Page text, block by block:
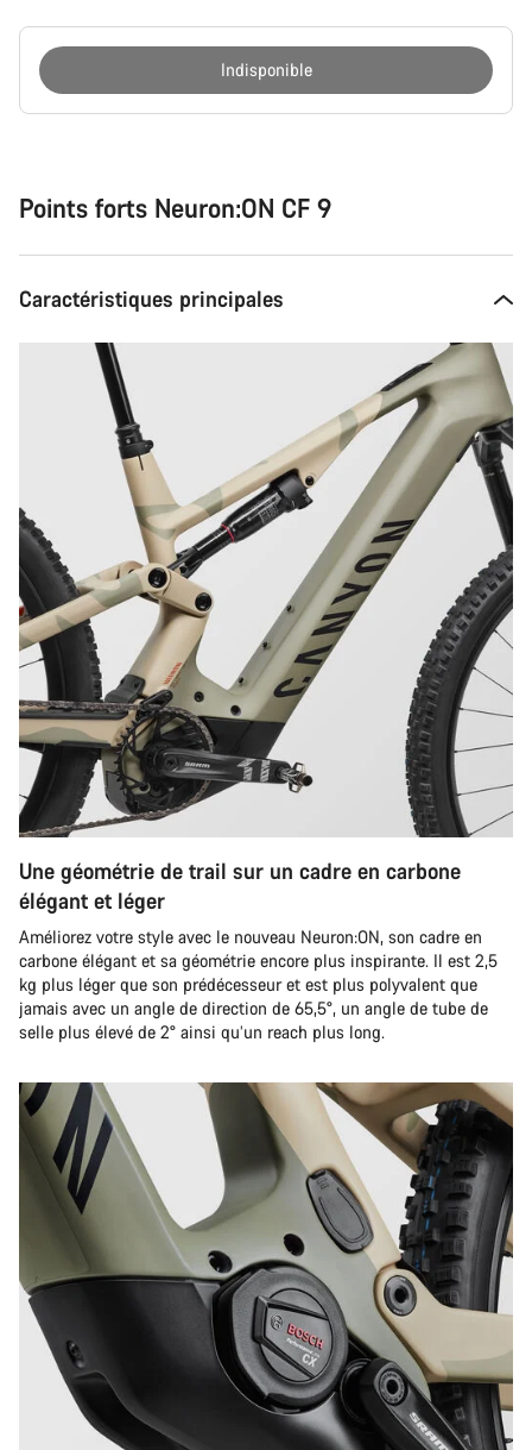
Indisponible
Points forts Neuron:ON CF 9
Caractéristiques principales
Une géométrie de trail sur un cadre en carbone
élégant et léger
Améliorez votre style avec le nouveau Neuron:ON, son cadre en
carbone élégant et sa géométrie encore plus inspirante. Il est 2,5
kg plus léger que son prédécesseur et est plus polyvalent que
jamais avec un angle de direction de 65,5°, un angle de tube de
selle plus élevé de 2° ainsi qu’un reach plus long.